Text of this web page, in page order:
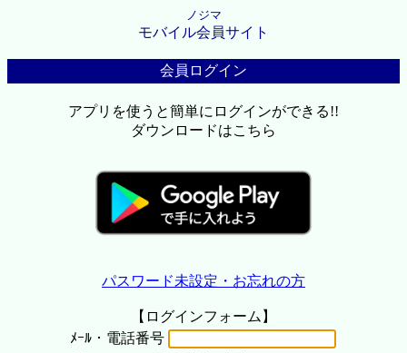
ノジマ
モバイル会員サイト
会員ログイン
アプリを使うと簡単にログインができる!!
ダウンロードはこちら
パスワード未設定・お忘れの方
【ログインフォーム】
ﾒｰﾙ・電話番号